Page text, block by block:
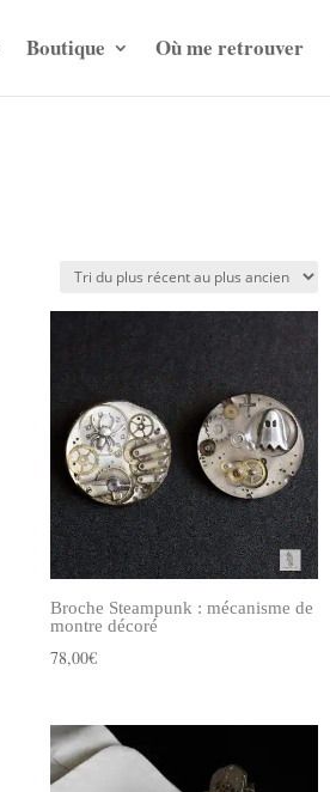
Boutique Où me retrouver
Broche Steampunk : mécanisme de
montre décoré
78,00€